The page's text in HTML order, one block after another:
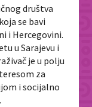
društva
se bavi
i Hercegovini.
u Sarajevu i
je u polju
za
i socijalno